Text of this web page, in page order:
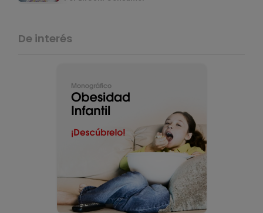
De interés